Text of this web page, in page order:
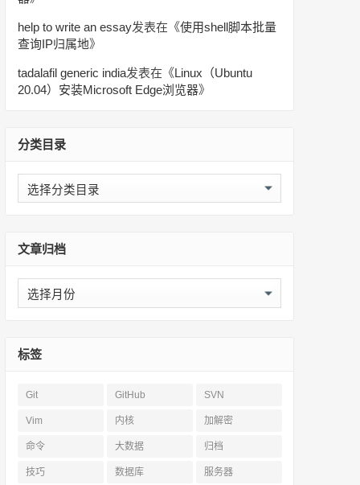
help to write an essay发表在《使用shell脚本批量
查询IP归属地》
tadalafil generic india发表在《Linux（Ubuntu
20.04）安装Microsoft Edge浏览器》
分类目录
分
类
文章归档
文
章
标签
Git GitHub SVN
Vim 内核 加解密
命令 大数据 归档
技巧 数据库 服务器